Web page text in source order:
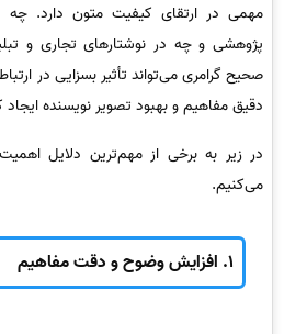
مهمی در ارتقای کیفیت متون دارد. چه
پژوهشی و چه در نوشتارهای تجاری و
صحیح گرامری می‌تواند تأثیر بسزایی در
دقیق مفاهیم و بهبود تصویر نویسنده ایجاد
در زیر به برخی از مهم‌ترین دلایل
می‌کنیم.
1. افزایش وضوح و دقت مفاهیم